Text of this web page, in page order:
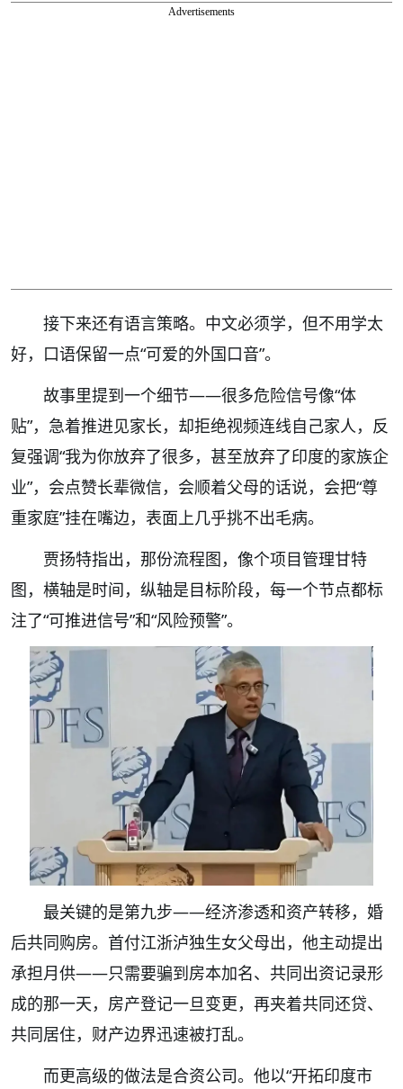
Advertisements
接下来还有语言策略。中文必须学，但不用学太
好，口语保留一点“可爱的外国口音”。
故事里提到一个细节——很多危险信号像“体
贴”，急着推进见家长，却拒绝视频连线自己家人，反
复强调“我为你放弃了很多，甚至放弃了印度的家族企
业”，会点赞长辈微信，会顺着父母的话说，会把“尊
重家庭”挂在嘴边，表面上几乎挑不出毛病。
贾扬特指出，那份流程图，像个项目管理甘特
图，横轴是时间，纵轴是目标阶段，每一个节点都标
注了“可推进信号”和“风险预警”。
最关键的是第九步——经济渗透和资产转移，婚
后共同购房。首付江浙泸独生女父母出，他主动提出
承担月供——只需要骗到房本加名、共同出资记录形
成的那一天，房产登记一旦变更，再夹着共同还贷、
共同居住，财产边界迅速被打乱。
而更高级的做法是合资公司。他以“开拓印度市